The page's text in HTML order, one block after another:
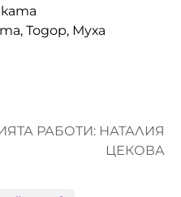
Тодор, Муха
РАБОТИ: НАТАЛИЯ
ЦЕКОВА